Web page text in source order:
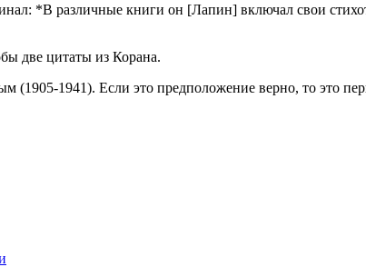
*В различные книги он [Лапин] включал свои
две цитаты из Корана.
1941). Если это предположение верно, то это